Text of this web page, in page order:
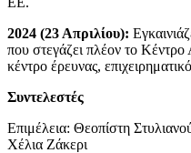
2024 (23 Απριλίου):
που στεγάζει πλέον το
κέντρο έρευνας,
Συντελεστές
Επιμέλεια: Θεοπίστη
Χέλια Ζάκερι